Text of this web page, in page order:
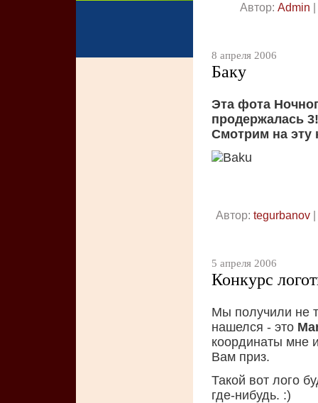
Автор: Admin
8 апреля 2006
Баку
Эта фота
продержалась
Смотрим на эту
Автор: tegurbanov
5 апреля 2006
Конкурс
Мы получили не
нашелся - это
координаты мне
Вам приз.
Такой вот лого
где-нибудь. :)